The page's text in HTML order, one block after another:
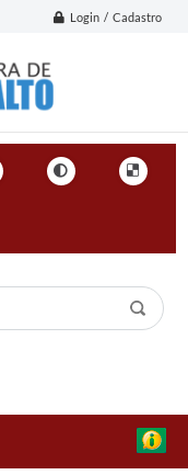
Login / Cadastro